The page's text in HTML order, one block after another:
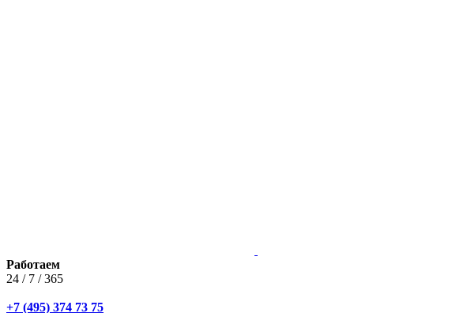
Работаем
24 / 7 / 365
+7 (495) 374 73 75